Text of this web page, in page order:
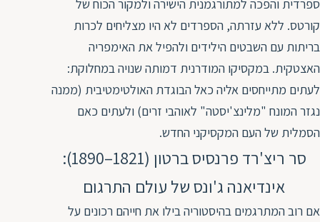
ספרדית והפכה למתורגמנית הישירה ולמקור הכוח של
קורטס. ללא עזרתה, הספרדים לא היו מצליחים לכרות
בריתות עם השבטים הילידים ולהפיל את האימפריה
האצטקית. במקסיקו המודרנית דמותה שנויה במחלוקת:
לעתים מתייחסים אליה כאל הבוגדת האולטימטיבית (ממנה
נגזר המונח "מלינצ'יסטה" לאוהבי זרים) ולעתים כאם
הסמלית של העם המקסיקני החדש.
סר ריצ'רד פרנסיס ברטון (1821–1890):
אינדיאנה ג'ונס של עולם התרגום
אם רוב המתרגמים בהיסטוריה בילו את חייהם רכונים על